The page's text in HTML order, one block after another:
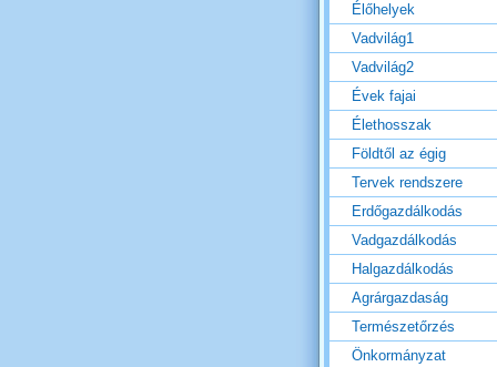
Élőhelyek
Vadvilág1
Vadvilág2
Évek fajai
Élethosszak
Földtől az égig
Tervek rendszere
Erdőgazdálkodás
Vadgazdálkodás
Halgazdálkodás
Agrárgazdaság
Természetőrzés
Önkormányzat